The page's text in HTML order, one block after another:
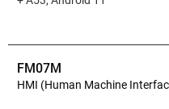
FM07M
HMI (Human Machine